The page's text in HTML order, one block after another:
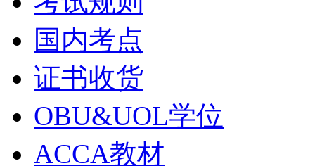
国内考点
证书收货
OBU&UOL学位
ACCA教材